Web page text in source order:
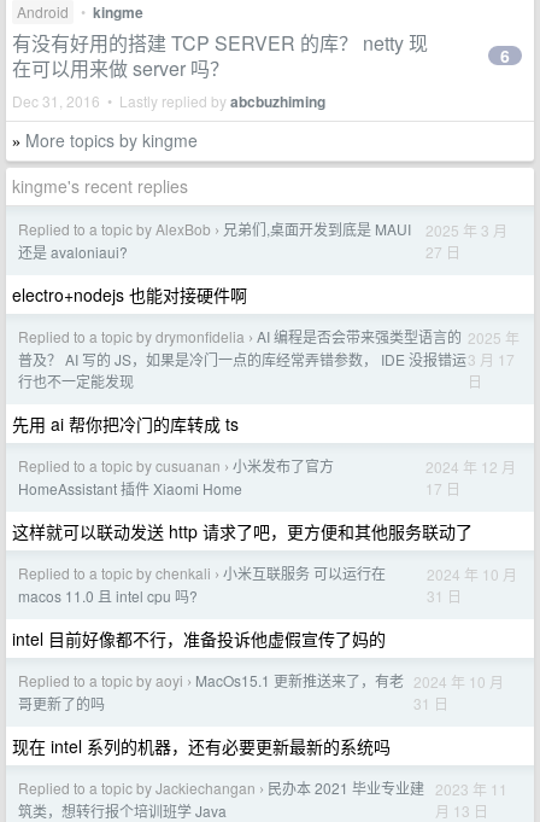
Android • kingme
有没有好用的搭建 TCP SERVER 的库？ netty 现
在可以用来做 server 吗？
Dec 31, 2016 • Lastly replied byabcbuzhiming
6
» More topics by kingme
kingme's recent replies
Replied to a topic by AlexBob › 兄弟们,桌面开发到底是 MAUI
还是 avaloniaui?
2025 年 3 月
27 日
electro+nodejs 也能对接硬件啊
Replied to a topic by drymonfidelia › AI 编程是否会带来强类型语言的
普及？ AI 写的 JS，如果是冷门一点的库经常弄错参数， IDE 没报错运
行也不一定能发现
2025 年
3 月 17
日
先用 ai 帮你把冷门的库转成 ts
Replied to a topic by cusuanan › 小米发布了官方
HomeAssistant 插件 Xiaomi Home
2024 年 12 月
17 日
这样就可以联动发送 http 请求了吧，更方便和其他服务联动了
Replied to a topic by chenkali › 小米互联服务 可以运行在
macos 11.0 且 intel cpu 吗?
2024 年 10 月
31 日
intel 目前好像都不行，准备投诉他虚假宣传了妈的
Replied to a topic by aoyi › MacOs15.1 更新推送来了，有老
哥更新了的吗
2024 年 10 月
31 日
现在 intel 系列的机器，还有必要更新最新的系统吗
Replied to a topic by Jackiechangan › 民办本 2021 毕业专业建
筑类，想转行报个培训班学 Java
2023 年 11
月 13 日